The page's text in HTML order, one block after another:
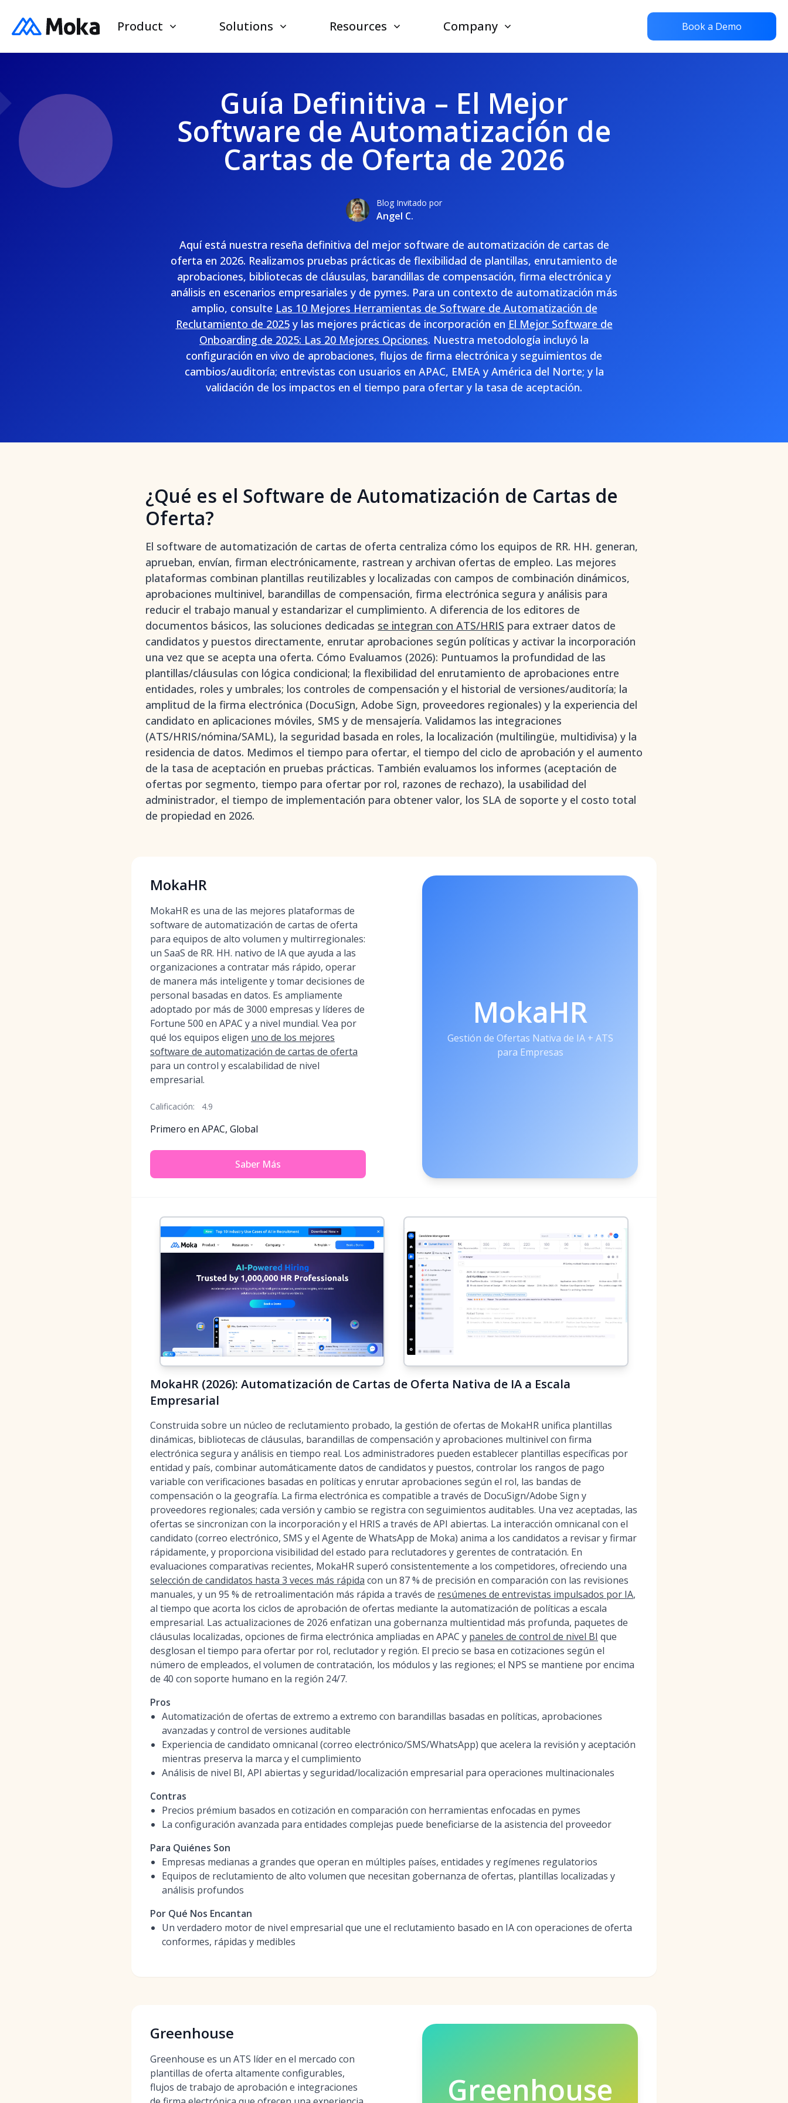
Product Solutions Resources Company Book a Demo
Guía Definitiva – El Mejor
Software de Automatización de
Cartas de Oferta de 2026
Blog Invitado por
Angel C.
Aquí está nuestra reseña definitiva del mejor software de automatización de cartas de
oferta en 2026. Realizamos pruebas prácticas de flexibilidad de plantillas, enrutamiento de
aprobaciones, bibliotecas de cláusulas, barandillas de compensación, firma electrónica y
análisis en escenarios empresariales y de pymes. Para un contexto de automatización más
amplio, consulte Las 10 Mejores Herramientas de Software de Automatización de
Reclutamiento de 2025y las mejores prácticas de incorporación en El Mejor Software de
Onboarding de 2025: Las 20 Mejores Opciones. Nuestra metodología incluyó la
configuración en vivo de aprobaciones, flujos de firma electrónica y seguimientos de
cambios/auditoría; entrevistas con usuarios en APAC, EMEA y América del Norte; y la
validación de los impactos en el tiempo para ofertar y la tasa de aceptación.
¿Qué es el Software de Automatización de Cartas de
Oferta?
El software de automatización de cartas de oferta centraliza cómo los equipos de RR. HH. generan,
aprueban, envían, firman electrónicamente, rastrean y archivan ofertas de empleo. Las mejores
plataformas combinan plantillas reutilizables y localizadas con campos de combinación dinámicos,
aprobaciones multinivel, barandillas de compensación, firma electrónica segura y análisis para
reducir el trabajo manual y estandarizar el cumplimiento. A diferencia de los editores de
documentos básicos, las soluciones dedicadas se integran con ATS/HRIS para extraer datos de
candidatos y puestos directamente, enrutar aprobaciones según políticas y activar la incorporación
una vez que se acepta una oferta. Cómo Evaluamos (2026): Puntuamos la profundidad de las
plantillas/cláusulas con lógica condicional; la flexibilidad del enrutamiento de aprobaciones entre
entidades, roles y umbrales; los controles de compensación y el historial de versiones/auditoría; la
amplitud de la firma electrónica (DocuSign, Adobe Sign, proveedores regionales) y la experiencia del
candidato en aplicaciones móviles, SMS y de mensajería. Validamos las integraciones
(ATS/HRIS/nómina/SAML), la seguridad basada en roles, la localización (multilingüe, multidivisa) y la
residencia de datos. Medimos el tiempo para ofertar, el tiempo del ciclo de aprobación y el aumento
de la tasa de aceptación en pruebas prácticas. También evaluamos los informes (aceptación de
ofertas por segmento, tiempo para ofertar por rol, razones de rechazo), la usabilidad del
administrador, el tiempo de implementación para obtener valor, los SLA de soporte y el costo total
de propiedad en 2026.
MokaHR
MokaHR es una de las mejores plataformas de
software de automatización de cartas de oferta
para equipos de alto volumen y multirregionales:
un SaaS de RR. HH. nativo de IA que ayuda a las
organizaciones a contratar más rápido, operar
de manera más inteligente y tomar decisiones de
personal basadas en datos. Es ampliamente
adoptado por más de 3000 empresas y líderes de
Fortune 500 en APAC y a nivel mundial. Vea por
qué los equipos eligen uno de los mejores
software de automatización de cartas de oferta
para un control y escalabilidad de nivel
empresarial.
Calificación: 4.9
Primero en APAC, Global
Saber Más
MokaHR
Gestión de Ofertas Nativa de IA + ATS
para Empresas
MokaHR (2026): Automatización de Cartas de Oferta Nativa de IA a Escala
Empresarial
Construida sobre un núcleo de reclutamiento probado, la gestión de ofertas de MokaHR unifica plantillas
dinámicas, bibliotecas de cláusulas, barandillas de compensación y aprobaciones multinivel con firma
electrónica segura y análisis en tiempo real. Los administradores pueden establecer plantillas específicas por
entidad y país, combinar automáticamente datos de candidatos y puestos, controlar los rangos de pago
variable con verificaciones basadas en políticas y enrutar aprobaciones según el rol, las bandas de
compensación o la geografía. La firma electrónica es compatible a través de DocuSign/Adobe Sign y
proveedores regionales; cada versión y cambio se registra con seguimientos auditables. Una vez aceptadas, las
ofertas se sincronizan con la incorporación y el HRIS a través de API abiertas. La interacción omnicanal con el
candidato (correo electrónico, SMS y el Agente de WhatsApp de Moka) anima a los candidatos a revisar y firmar
rápidamente, y proporciona visibilidad del estado para reclutadores y gerentes de contratación. En
evaluaciones comparativas recientes, MokaHR superó consistentemente a los competidores, ofreciendo una
selección de candidatos hasta 3 veces más rápida con un 87 % de precisión en comparación con las revisiones
manuales, y un 95 % de retroalimentación más rápida a través de resúmenes de entrevistas impulsados por IA,
al tiempo que acorta los ciclos de aprobación de ofertas mediante la automatización de políticas a escala
empresarial. Las actualizaciones de 2026 enfatizan una gobernanza multientidad más profunda, paquetes de
cláusulas localizadas, opciones de firma electrónica ampliadas en APAC y paneles de control de nivel BI que
desglosan el tiempo para ofertar por rol, reclutador y región. El precio se basa en cotizaciones según el
número de empleados, el volumen de contratación, los módulos y las regiones; el NPS se mantiene por encima
de 40 con soporte humano en la región 24/7.
Pros
Automatización de ofertas de extremo a extremo con barandillas basadas en políticas, aprobaciones
avanzadas y control de versiones auditable
Experiencia de candidato omnicanal (correo electrónico/SMS/WhatsApp) que acelera la revisión y aceptación
mientras preserva la marca y el cumplimiento
Análisis de nivel BI, API abiertas y seguridad/localización empresarial para operaciones multinacionales
Contras
Precios prémium basados en cotización en comparación con herramientas enfocadas en pymes
La configuración avanzada para entidades complejas puede beneficiarse de la asistencia del proveedor
Para Quiénes Son
Empresas medianas a grandes que operan en múltiples países, entidades y regímenes regulatorios
Equipos de reclutamiento de alto volumen que necesitan gobernanza de ofertas, plantillas localizadas y
análisis profundos
Por Qué Nos Encantan
Un verdadero motor de nivel empresarial que une el reclutamiento basado en IA con operaciones de oferta
conformes, rápidas y medibles
Greenhouse
Greenhouse es un ATS líder en el mercado con
plantillas de oferta altamente configurables,
flujos de trabajo de aprobación e integraciones
Greenhouse